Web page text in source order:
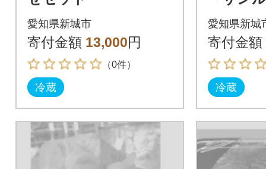
愛知県新城市
寄付金額 13,000円
（0件）
冷蔵
愛知県新城
寄付金額
冷蔵